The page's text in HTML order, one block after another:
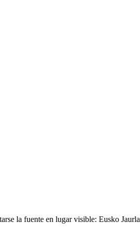
la fuente en lugar visible: Eusko